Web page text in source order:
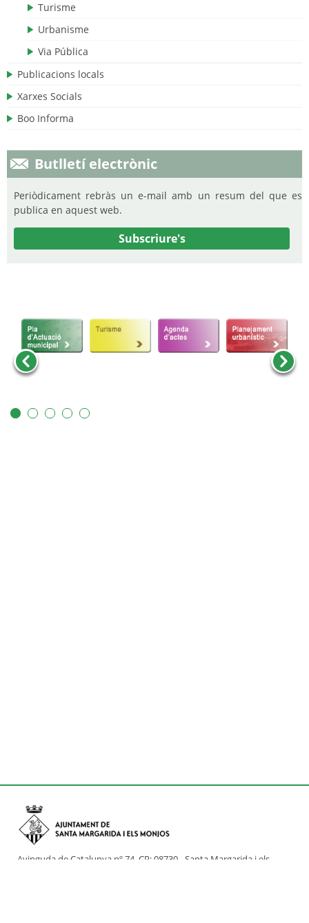
Turisme
Urbanisme
Via Pública
Publicacions locals
Xarxes Socials
Boo Informa
Butlletí electrònic
Periòdicament rebràs un e-mail amb un resum del que es
publica en aquest web.
Subscriure's
Avinguda de Catalunya nº 74, CP: 08730 - Santa Margarida i els